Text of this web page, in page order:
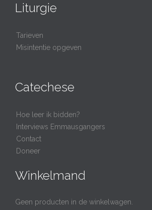
Liturgie
Tarieven
Misintentie opgeven
Catechese
Hoe leer ik bidden?
Interviews Emmausgangers
Contact
Doneer
Winkelmand
Geen producten in de winkelwagen.